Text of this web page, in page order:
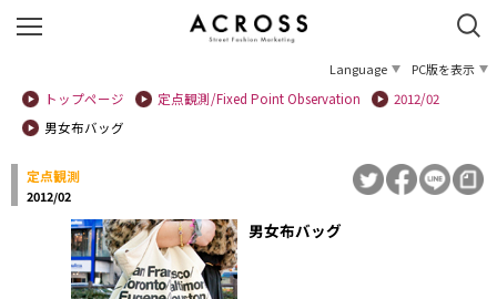
Language
PC版を表示
トップページ
定点観測/Fixed Point Observation
2012/02
男女布バッグ
定点観測
2012/02
男女布バッグ